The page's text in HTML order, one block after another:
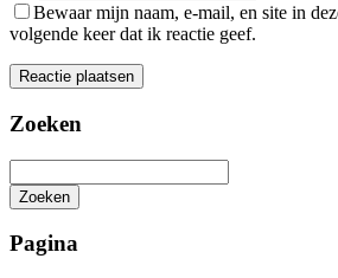
Bewaar mijn naam, e-mail, en site in
volgende keer dat ik reactie geef.
Zoeken
Zoeken
zoeken
Pagina